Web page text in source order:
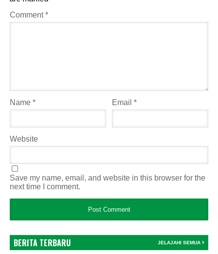
Comment*
Name * Email*
Website
Save my name, email, and website in this browser for the
next time I comment.
BERITA TERBARU JELAJAHI SEMUA